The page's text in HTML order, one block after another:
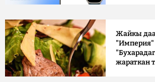
Жайкы
жараткан